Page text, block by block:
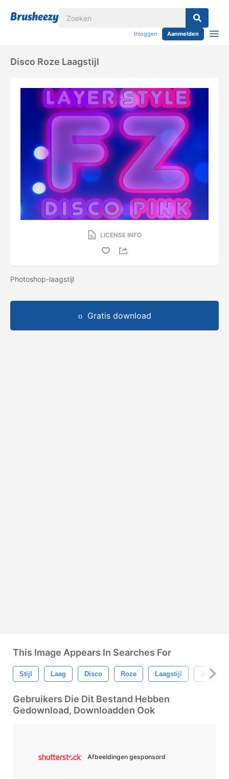
Inloggen Aanmelden
Disco Roze Laagstijl
LICENSE INFO
Photoshop-laagstijl
Gratis download
This Image Appears In Searches For
Stijl Laag Disco Roze Laagstijl Jaren 70
Gebruikers Die Dit Bestand Hebben
Gedownload, Downloadden Ook
Afbeeldingen gesponsord